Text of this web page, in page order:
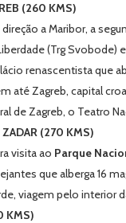
(260 KMS)
a Maribor, a
(Trg Svobode)
renascentista que
até Zagreb, capital
de Zagreb, o Teatro
(270 KMS)
visita ao Parque
que alberga 16
viagem pelo interior
KMS)